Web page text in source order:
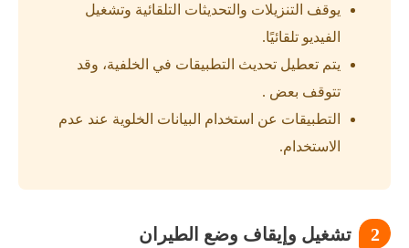
يوقف التنزيلات والتحديثات التلقائية وتشغيل
الفيديو تلقائيًا.
يتم تعطيل تحديث التطبيقات في الخلفية، وقد
تتوقف بعض .
التطبيقات عن استخدام البيانات الخلوية عند عدم
الاستخدام.
2 تشغيل وإيقاف وضع الطيران